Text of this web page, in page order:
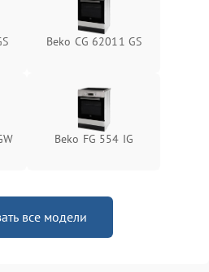
Beko CG 62011 GS
Beko FG 554 IG
все модели